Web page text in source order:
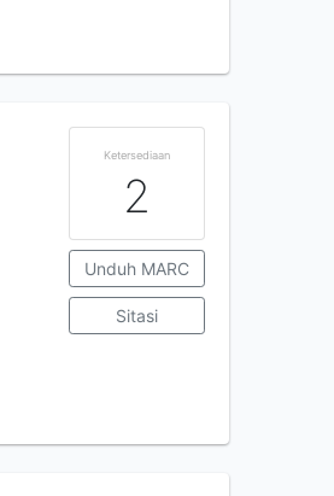
Ketersediaan
2
Unduh MARC
Sitasi